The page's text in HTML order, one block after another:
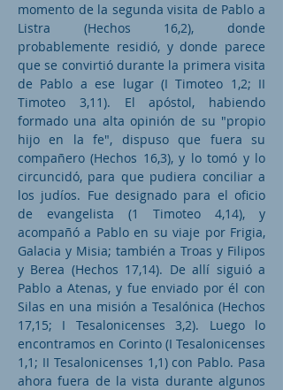
momento de la segunda visita de Pablo a
Listra (Hechos 16,2), donde
probablemente residió, y donde parece
que se convirtió durante la primera visita
de Pablo a ese lugar (I Timoteo 1,2; II
Timoteo 3,11). El apóstol, habiendo
formado una alta opinión de su "propio
hijo en la fe", dispuso que fuera su
compañero (Hechos 16,3), y lo tomó y lo
circuncidó, para que pudiera conciliar a
los judíos. Fue designado para el oficio
de evangelista (1 Timoteo 4,14), y
acompañó a Pablo en su viaje por Frigia,
Galacia y Misia; también a Troas y Filipos
y Berea (Hechos 17,14). De allí siguió a
Pablo a Atenas, y fue enviado por él con
Silas en una misión a Tesalónica (Hechos
17,15; I Tesalonicenses 3,2). Luego lo
encontramos en Corinto (I Tesalonicenses
1,1; II Tesalonicenses 1,1) con Pablo. Pasa
ahora fuera de la vista durante algunos